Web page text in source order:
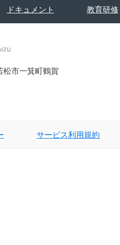
ドキュメント 教育研修
市一箕町鶴賀
サービス利用規約